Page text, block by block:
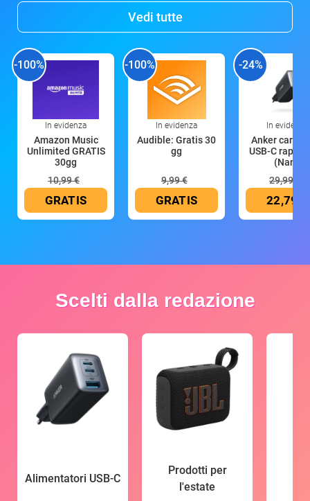
Vedi tutte
-100%
In evidenza
Amazon Music
Unlimited GRATIS
30gg
10,99 €
GRATIS
-100%
In evidenza
Audible: Gratis 30
gg
9,99 €
GRATIS
-24%
In evidenza
Anker
USB-C rapido
(Nano
29,99 €
22,79 €
Scelti dalla redazione
Alimentatori USB-C
Prodotti per
l'estate